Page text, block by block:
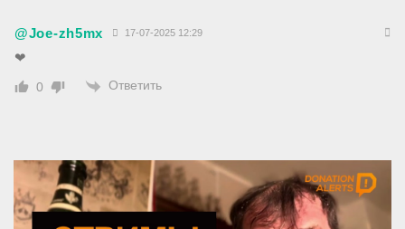
@Joe-zh5mx 17-07-2025 12:29
❤
0 Ответить